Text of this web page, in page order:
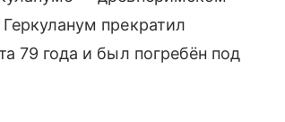
прекратил
79 года и был погребён под